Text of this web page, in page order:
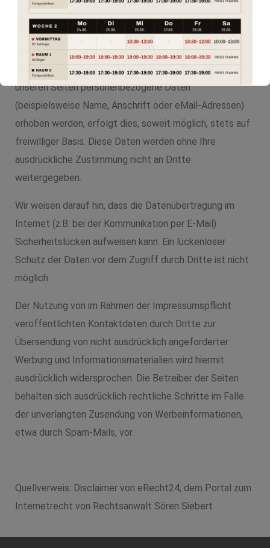
Datenschutz
Die Nutzung unserer Webseite ist in der Regel ohne
Angabe personenbezogener Daten möglich. Soweit auf
unseren Seiten personenbezogene Daten
(beispielsweise Name, Anschrift oder eMail-Adressen)
erhoben werden, erfolgt dies, soweit möglich, stets auf
freiwilliger Basis. Diese Daten werden ohne Ihre
ausdrückliche Zustimmung nicht an Dritte
weitergegeben.
Wir weisen darauf hin, dass die Datenübertragung im
Internet (z.B. bei der Kommunikation per E-Mail)
Sicherheitslücken aufweisen kann. Ein lückenloser
Schutz der Daten vor dem Zugriff durch Dritte ist nicht
möglich.
Der Nutzung von im Rahmen der Impressumspflicht
veröffentlichten Kontaktdaten durch Dritte zur
Übersendung von nicht ausdrücklich angeforderter
Werbung und Informationsmaterialien wird hiermit
ausdrücklich widersprochen. Die Betreiber der Seiten
behalten sich ausdrücklich rechtliche Schritte im Falle
der unverlangten Zusendung von Werbeinformationen,
etwa durch Spam-Mails, vor.
Quellverweis: Disclaimer von eRecht24, dem Portal zum
Internetrecht von Rechtsanwalt Sören Siebert